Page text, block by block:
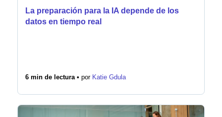
La preparación para la IA depende de los
datos en tiempo real
6 min de lectura • por Katie Gdula